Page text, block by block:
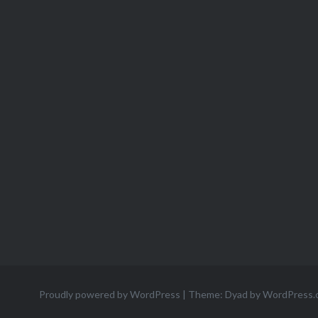
Proudly powered by WordPress | Theme: Dyad by